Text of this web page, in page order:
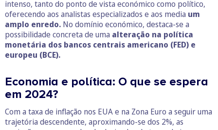
intenso, tanto do ponto de vista económico como político,
oferecendo aos analistas especializados e aos media um
amplo enredo. No domínio económico, destaca-se a
possibilidade concreta de uma alteração na política
monetária dos bancos centrais americano (FED) e
europeu (BCE).
Economia e política: O que se espera
em 2024?
Com a taxa de inflação nos EUA e na Zona Euro a seguir uma
trajetória descendente, aproximando-se dos 2%, as